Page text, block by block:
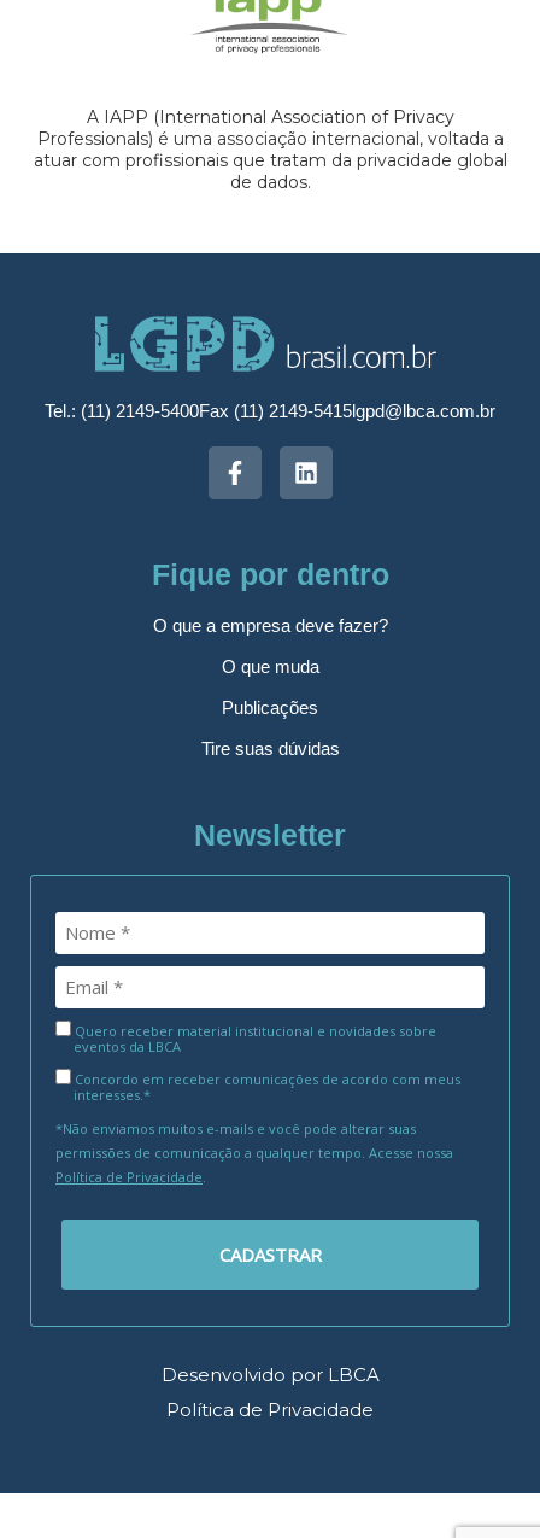
A IAPP (International Association of Privacy
Professionals) é uma associação internacional, voltada a
atuar com profissionais que tratam da privacidade global
de dados.
Tel.: (11) 2149-5400Fax (11) 2149-5415lgpd@lbca.com.br
Fique por dentro
O que a empresa deve fazer?
O que muda
Publicações
Tire suas dúvidas
Newsletter
Quero receber material institucional e novidades sobre
eventos da LBCA
Concordo em receber comunicações de acordo com meus
interesses.*
*Não enviamos muitos e-mails e você pode alterar suas
permissões de comunicação a qualquer tempo. Acesse nossa
Política de Privacidade.
CADASTRAR
Desenvolvido por LBCA
Política de Privacidade